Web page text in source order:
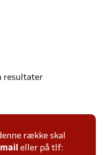
resultater
række skal
mail eller på tlf: